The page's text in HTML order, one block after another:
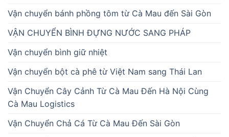
Vận chuyển bánh phồng tôm từ Cà Mau đến Sài Gòn
VẬN CHUYỂN BÌNH ĐỰNG NƯỚC SANG PHÁP
Vận chuyển bình giữ nhiệt
Vận chuyển bột cà phê từ Việt Nam sang Thái Lan
Vận Chuyển Cây Cảnh Từ Cà Mau Đến Hà Nội Cùng
Cà Mau Logistics
Vận Chuyển Chả Cá Từ Cà Mau Đến Sài Gòn